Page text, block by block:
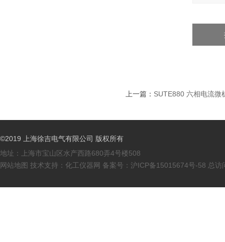
上一篇： SUTE880 六相电流微
©2019 上海徐吉电气有限公司 版权所有
地址：上海市宝山区水产西路680弄4号楼508
网站地图 技术支持： 化工仪器网 备案号： 沪ICP备15015674号-58 总访